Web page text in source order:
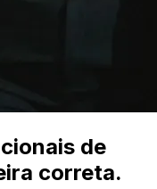
de
correta.